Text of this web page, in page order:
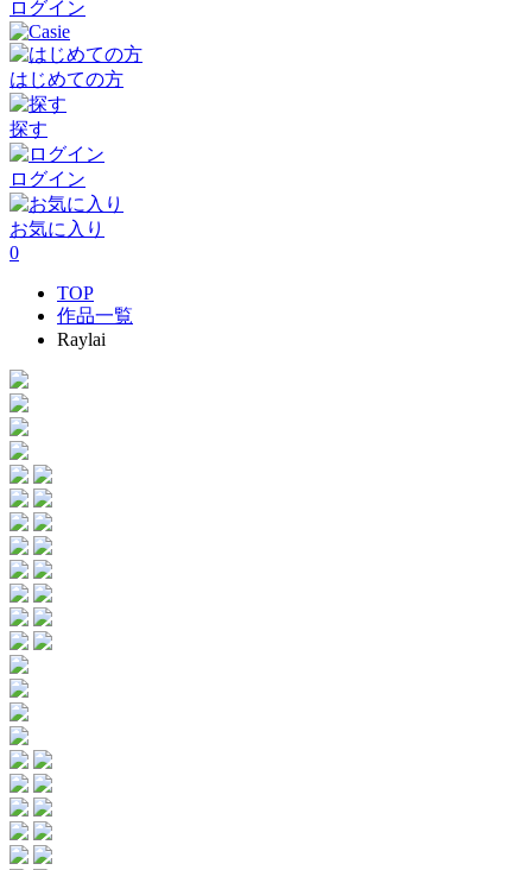
ログイン
はじめての方
探す
ログイン
お気に入り
0
TOP
作品一覧
Raylai